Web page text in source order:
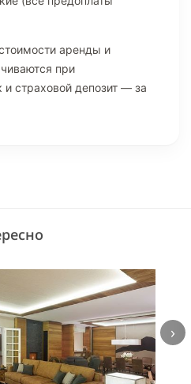
аренды и
при
и страховой депозит — за
›